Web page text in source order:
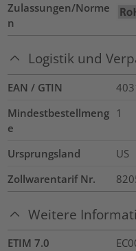
Zulassungen/Norme
n
Logistik und
EAN / GTIN
Mindestbestellmeng
e
1
Ursprungsland
US
Zollwarentarif Nr.
Weitere
ETIM 7.0